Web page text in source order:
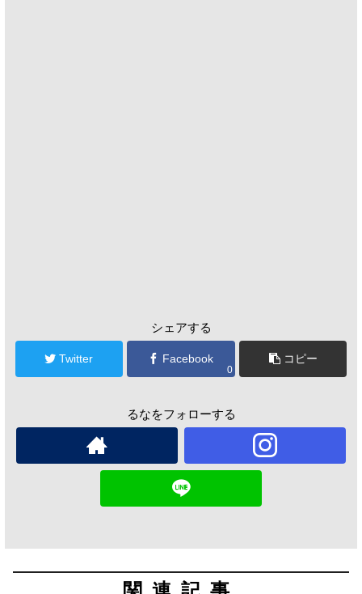
シェアする
Twitter Facebook
0
コピー
るなをフォローする